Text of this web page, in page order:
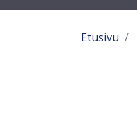
Etusivu